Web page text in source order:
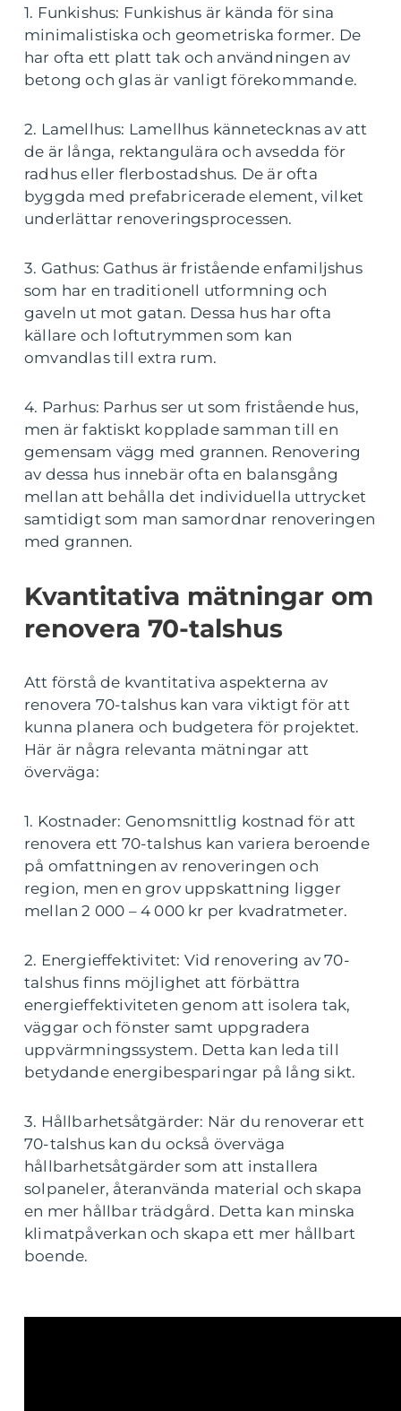
1. Funkishus: Funkishus är kända för sina
minimalistiska och geometriska former. De
har ofta ett platt tak och användningen av
betong och glas är vanligt förekommande.
2. Lamellhus: Lamellhus kännetecknas av att
de är långa, rektangulära och avsedda för
radhus eller flerbostadshus. De är ofta
byggda med prefabricerade element, vilket
underlättar renoveringsprocessen.
3. Gathus: Gathus är fristående enfamiljshus
som har en traditionell utformning och
gaveln ut mot gatan. Dessa hus har ofta
källare och loftutrymmen som kan
omvandlas till extra rum.
4. Parhus: Parhus ser ut som fristående hus,
men är faktiskt kopplade samman till en
gemensam vägg med grannen. Renovering
av dessa hus innebär ofta en balansgång
mellan att behålla det individuella uttrycket
samtidigt som man samordnar renoveringen
med grannen.
Kvantitativa mätningar om
renovera 70-talshus
Att förstå de kvantitativa aspekterna av
renovera 70-talshus kan vara viktigt för att
kunna planera och budgetera för projektet.
Här är några relevanta mätningar att
överväga:
1. Kostnader: Genomsnittlig kostnad för att
renovera ett 70-talshus kan variera beroende
på omfattningen av renoveringen och
region, men en grov uppskattning ligger
mellan 2 000 – 4 000 kr per kvadratmeter.
2. Energieffektivitet: Vid renovering av 70-
talshus finns möjlighet att förbättra
energieffektiviteten genom att isolera tak,
väggar och fönster samt uppgradera
uppvärmningssystem. Detta kan leda till
betydande energibesparingar på lång sikt.
3. Hållbarhetsåtgärder: När du renoverar ett
70-talshus kan du också överväga
hållbarhetsåtgärder som att installera
solpaneler, återanvända material och skapa
en mer hållbar trädgård. Detta kan minska
klimatpåverkan och skapa ett mer hållbart
boende.